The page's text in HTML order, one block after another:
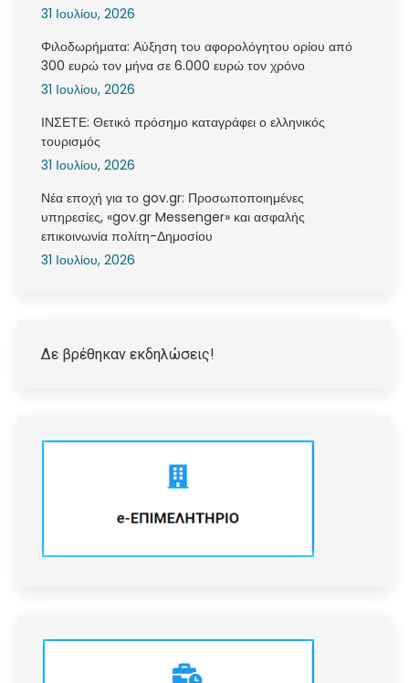
31 Ιουλίου, 2026
Φιλοδωρήματα: Αύξηση του αφορολόγητου ορίου από
300 ευρώ τον μήνα σε 6.000 ευρώ τον χρόνο
31 Ιουλίου, 2026
ΙΝΣΕΤΕ: Θετικό πρόσημο καταγράφει ο ελληνικός
τουρισμός
31 Ιουλίου, 2026
Νέα εποχή για το gov.gr: Προσωποποιημένες
υπηρεσίες, «gov.gr Messenger» και ασφαλής
επικοινωνία πολίτη-Δημοσίου
31 Ιουλίου, 2026
Δε βρέθηκαν εκδηλώσεις!